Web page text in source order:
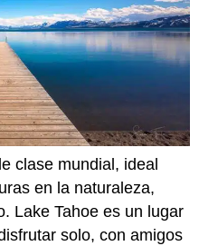
clase mundial, ideal
en la naturaleza,
Lake Tahoe es un lugar
solo, con amigos